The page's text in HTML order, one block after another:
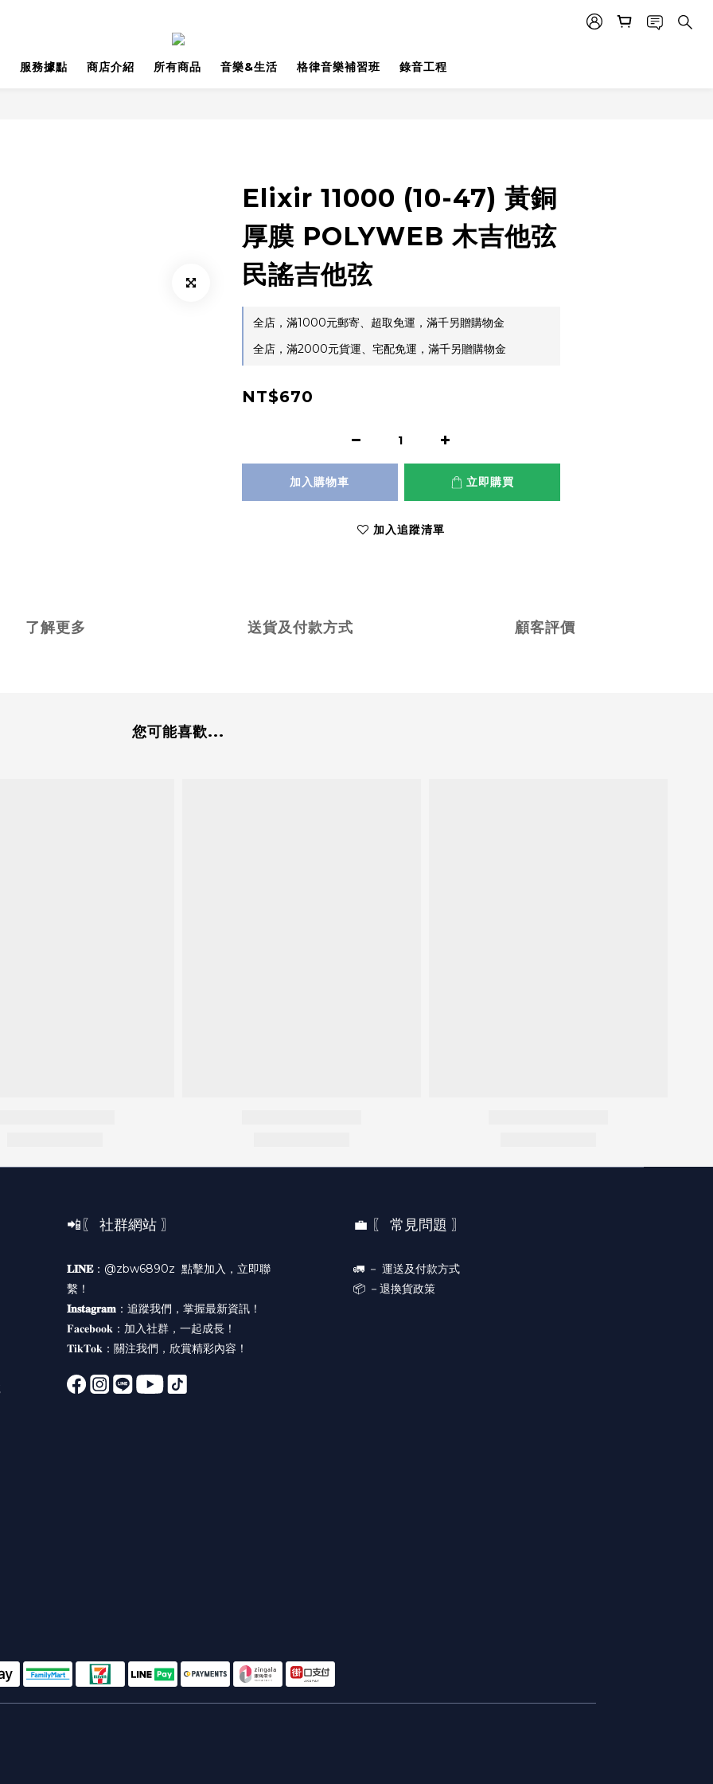
服務據點 商店介紹 所有商品 音樂&生活 格律音樂補習班 錄音工程
Elixir 11000 (10-47) 黃銅
厚膜 POLYWEB 木吉他弦
民謠吉他弦
全店，滿1000元郵寄、超取免運，滿千另贈購物金
全店，滿2000元貨運、宅配免運，滿千另贈購物金
NT$670
加入購物車 立即購買
加入追蹤清單
了解更多 送貨及付款方式 顧客評價
您可能喜歡...
📲〖 社群網站 〗
𝐋𝐈𝐍𝐄：@zbw6890z 點擊加入，立即聯
繫！
𝐈𝐧𝐬𝐭𝐚𝐠𝐫𝐚𝐦 ： 追蹤我們，掌握最新資訊！
𝐅𝐚𝐜𝐞𝐛𝐨𝐨𝐤： 加入社群，一起成長！
𝐓𝐢𝐤𝐓𝐨𝐤： 關注我們，欣賞精彩內容！
💼 〖 常見問題 〗
🚛 － 運送及付款方式
📦 － 退換貨政策